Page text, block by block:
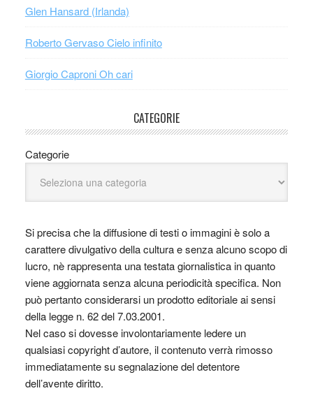
Glen Hansard (Irlanda)
Roberto Gervaso Cielo infinito
Giorgio Caproni Oh cari
CATEGORIE
Categorie
Si precisa che la diffusione di testi o immagini è solo a
carattere divulgativo della cultura e senza alcuno scopo di
lucro, nè rappresenta una testata giornalistica in quanto
viene aggiornata senza alcuna periodicità specifica. Non
può pertanto considerarsi un prodotto editoriale ai sensi
della legge n. 62 del 7.03.2001.
Nel caso si dovesse involontariamente ledere un
qualsiasi copyright d’autore, il contenuto verrà rimosso
immediatamente su segnalazione del detentore
dell’avente diritto.